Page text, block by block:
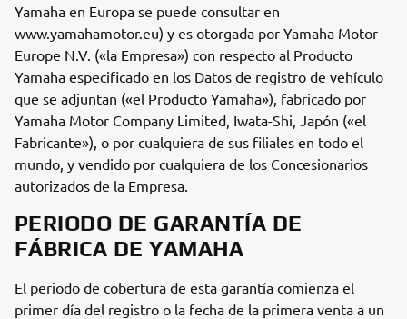
Yamaha en Europa se puede consultar en
www.yamahamotor.eu) y es otorgada por Yamaha Motor
Europe N.V. («la Empresa») con respecto al Producto
Yamaha especificado en los Datos de registro de vehículo
que se adjuntan («el Producto Yamaha»), fabricado por
Yamaha Motor Company Limited, Iwata-Shi, Japón («el
Fabricante»), o por cualquiera de sus filiales en todo el
mundo, y vendido por cualquiera de los Concesionarios
autorizados de la Empresa.
PERIODO DE GARANTÍA DE
FÁBRICA DE YAMAHA
El periodo de cobertura de esta garantía comienza el
primer día del registro o la fecha de la primera venta a un